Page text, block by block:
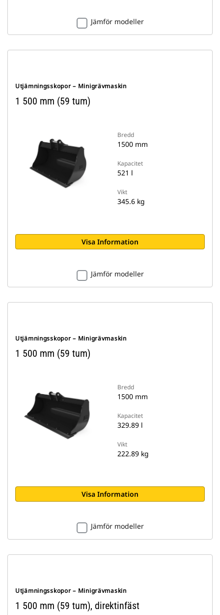
Jämför modeller
Utjämningsskopor – Minigrävmaskin
1 500 mm (59 tum)
Bredd
1500 mm
Kapacitet
521 l
Vikt
345.6 kg
Visa Information
Jämför modeller
Utjämningsskopor – Minigrävmaskin
1 500 mm (59 tum)
Bredd
1500 mm
Kapacitet
329.89 l
Vikt
222.89 kg
Visa Information
Jämför modeller
Utjämningsskopor – Minigrävmaskin
1 500 mm (59 tum), direktinfäst